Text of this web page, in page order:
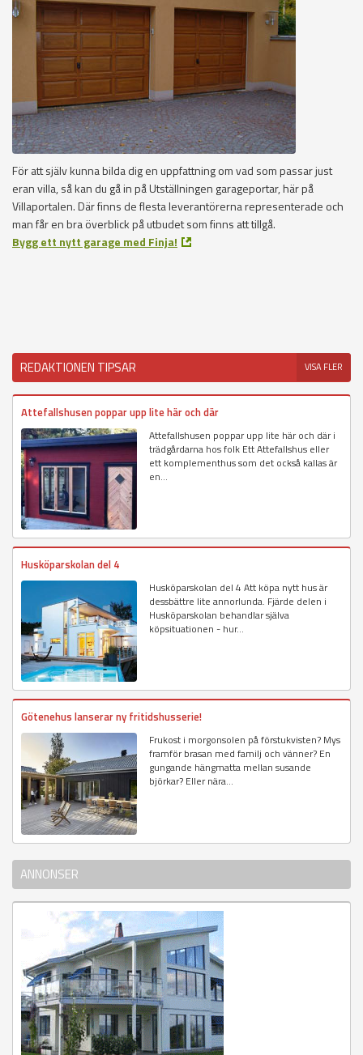
För att själv kunna bilda dig en uppfattning om vad som passar just
eran villa, så kan du gå in på Utställningen garageportar, här på
Villaportalen. Där finns de flesta leverantörerna representerade och
man får en bra överblick på utbudet som finns att tillgå.
Bygg ett nytt garage med Finja!
REDAKTIONEN TIPSAR VISA FLER
Attefallshusen poppar upp lite här och där
Attefallshusen poppar upp lite här och där i
trädgårdarna hos folk Ett Attefallshus eller
ett komplementhus som det också kallas är
en...
Husköparskolan del 4
Husköparskolan del 4 Att köpa nytt hus är
dessbättre lite annorlunda. Fjärde delen i
Husköparskolan behandlar själva
köpsituationen - hur...
Götenehus lanserar ny fritidshusserie!
Frukost i morgonsolen på förstukvisten? Mys
framför brasan med familj och vänner? En
gungande hängmatta mellan susande
björkar? Eller nära...
ANNONSER